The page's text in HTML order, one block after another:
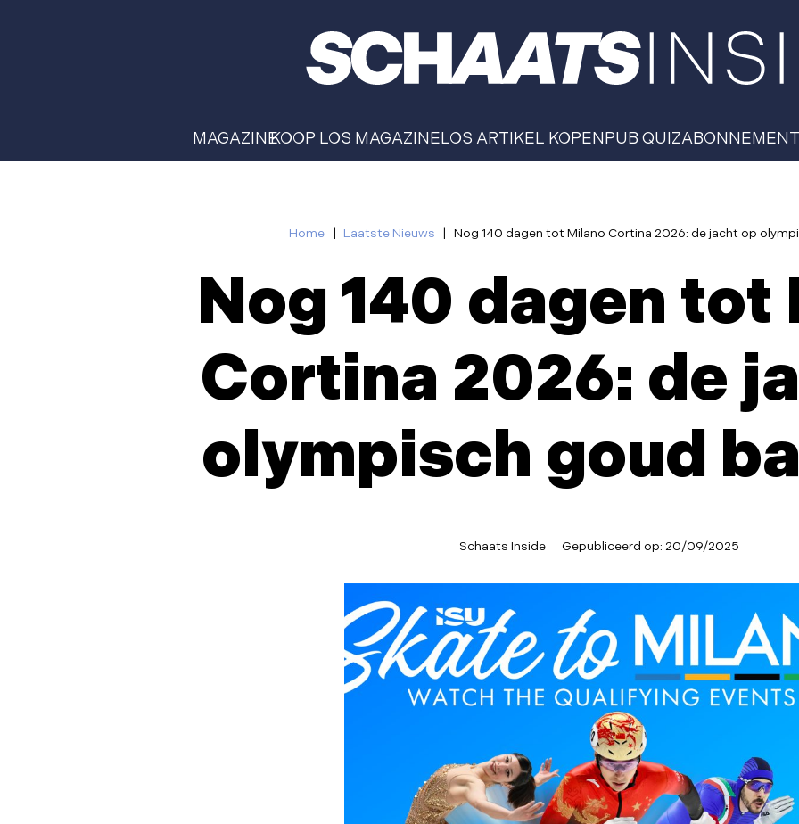
MAGAZINEKOOP LOS MAGAZINELOS ARTIKEL KOPENPUB QUIZABONNEMENT
Home | Laatste Nieuws | Nog 140 dagen tot Milano Cortina 2026: de jacht op
Nog 140 dagen tot
Cortina 2026: de
olympisch goud
Schaats Inside Gepubliceerd op: 20/09/2025